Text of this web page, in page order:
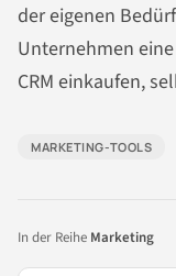
der eigenen
Unternehmen
CRM einkaufen,
MARKETING-TOOLS
In der Reihe Marketing